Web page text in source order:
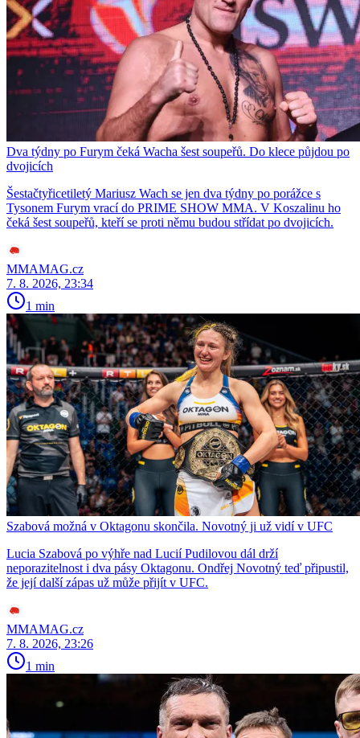
Dva týdny po Furym čeká Wacha šest soupeřů. Do klece půjdou po
dvojicích
Šestačtyřicetiletý Mariusz Wach se jen dva týdny po porážce s
Tysonem Furym vrací do PRIME SHOW MMA. V Koszalinu ho
čeká šest soupeřů, kteří se proti němu budou střídat po dvojicích.
MMAMAG.cz
7. 8. 2026, 23:34
1 min
Szabová možná v Oktagonu skončila. Novotný ji už vidí v UFC
Lucia Szabová po výhře nad Lucií Pudilovou dál drží
neporazitelnost i dva pásy Oktagonu. Ondřej Novotný teď připustil,
že její další zápas už může přijít v UFC.
MMAMAG.cz
7. 8. 2026, 23:26
1 min